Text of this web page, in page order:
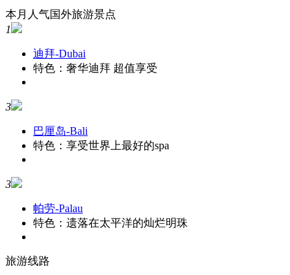
本月人气国外旅游景点
1
迪拜-Dubai
特色：奢华迪拜 超值享受
3
巴厘岛-Bali
特色：享受世界上最好的spa
3
帕劳-Palau
特色：遗落在太平洋的灿烂明珠
旅游线路